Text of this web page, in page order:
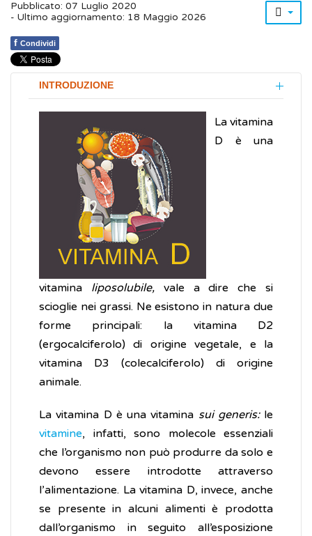
Pubblicato: 07 Luglio 2020
- Ultimo aggiornamento: 18 Maggio 2026
f Condividi
INTRODUZIONE
La vitamina
D è una
vitamina liposolubile, vale a dire che si
scioglie nei grassi. Ne esistono in natura due
forme principali: la vitamina D2
(ergocalciferolo) di origine vegetale, e la
vitamina D3 (colecalciferolo) di origine
animale.
La vitamina D è una vitamina sui generis: le
vitamine, infatti, sono molecole essenziali
che l’organismo non può produrre da solo e
devono essere introdotte attraverso
l’alimentazione. La vitamina D, invece, anche
se presente in alcuni alimenti è prodotta
dall’organismo in seguito all’esposizione